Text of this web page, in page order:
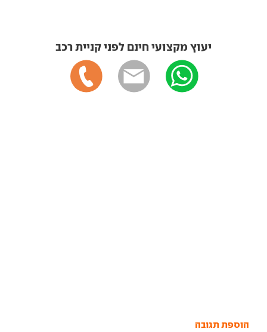
יעוץ מקצועי חינם לפני קניית רכב
הוספת תגובה